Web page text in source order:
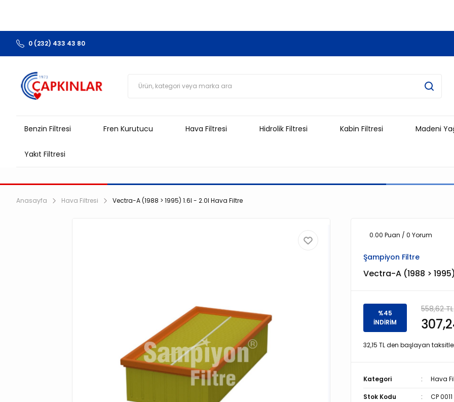
0 (232) 433 43 80
Benzin Filtresi Fren Kurutucu Hava Filtresi Hidrolik Filtresi Kabin Filtresi Madeni
Yakıt Filtresi
Anasayfa Hava Filtresi Vectra-A (1988 > 1995) 1.6I - 2.0I Hava Filtre
0.00 Puan / 0 Yorum
Şampiyon Filtre
Vectra-A (1988 >
%45
İNDİRİM
558,62 TL
32,15 TL den başlayan
Kategori Hava
Stok Kodu CP 0011